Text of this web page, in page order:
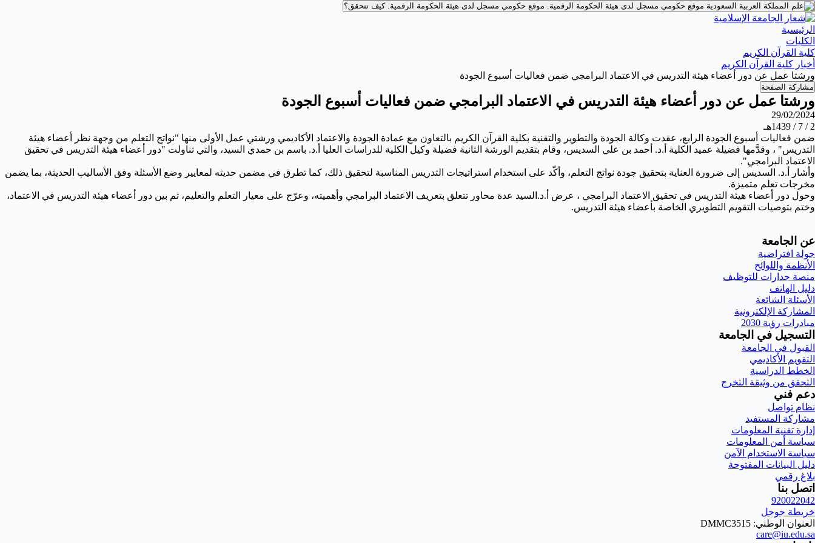
موقع حكومي مسجل لدى هيئة الحكومة الرقمية. موقع حكومي مسجل لدى هيئة الحكومة الرقمية.كيف تتحقق؟
الرئيسية
الكليات
كلية القرآن الكريم
أخبار كلية القرآن الكريم
ورشتا عمل عن دور أعضاء هيئة التدريس في الاعتماد البرامجي ضمن فعاليات أسبوع الجودة
مشاركة الصفحة
ورشتا عمل عن دور أعضاء هيئة التدريس في الاعتماد البرامجي ضمن فعاليات أسبوع الجودة
29/02/2024
2 / 7 / 1439هـ
ضمن فعاليات أسبوع الجودة الرابع، عقدت وكالة الجودة والتطوير والتقنية بكلية القرآن الكريم بالتعاون مع عمادة الجودة والاعتماد الأكاديمي ورشتي عمل الأولى منها "نواتج التعلم من وجهة نظر أعضاء هيئة
التدريس" ، وقدَّمها فضيلة عميد الكلية أ.د. أحمد بن علي السديس، وقام بتقديم الورشة الثانية فضيلة وكيل الكلية للدراسات العليا أ.د. باسم بن حمدي السيد، والتي تناولت "دور أعضاء هيئة التدريس في تحقيق
الاعتماد البرامجي".
وأشار أ.د. السديس إلى ضرورة العناية بتحقيق جودة نواتج التعلم، وأكّد على استخدام استراتيجات التدريس المناسبة لتحقيق ذلك، كما تطرق في مضمن حديثه لمعايير وضع الأسئلة وفق الأساليب الحديثة، بما يضمن
مخرجات تعلم متميزة.
وحول دور أعضاء هيئة التدريس في تحقيق الاعتماد البرامجي ، عرض أ.د.السيد عدة محاور تتعلق بتعريف الاعتماد البرامجي وأهميته، وعرّج على معيار التعلم والتعليم، ثم بين دور أعضاء هيئة التدريس في الاعتماد،
وختم بتوصيات التقويم التطويري الخاصة بأعضاء هيئة التدريس.
عن الجامعة
جولة افتراضية
الأنظمة واللوائح
منصة جدارات للتوظيف
دليل الهاتف
الأسئلة الشائعة
المشاركة الإلكترونية
مبادرات رؤية 2030
التسجيل في الجامعة
القبول في الجامعة
التقويم الأكاديمي
الخطط الدراسية
التحقق من وثيقة التخرج
دعم فني
نظام تواصل
مشاركة المستفيد
إدارة تقنية المعلومات
سياسة أمن المعلومات
سياسة الاستخدام الآمن
دليل البيانات المفتوحة
بلاغ رقمي
اتصل بنا
920022042
خريطة جوجل
العنوان الوطني: DMMC3515
care@iu.edu.sa